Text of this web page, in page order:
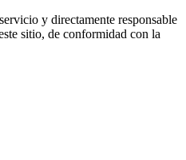
y directamente responsable
sitio, de conformidad con la